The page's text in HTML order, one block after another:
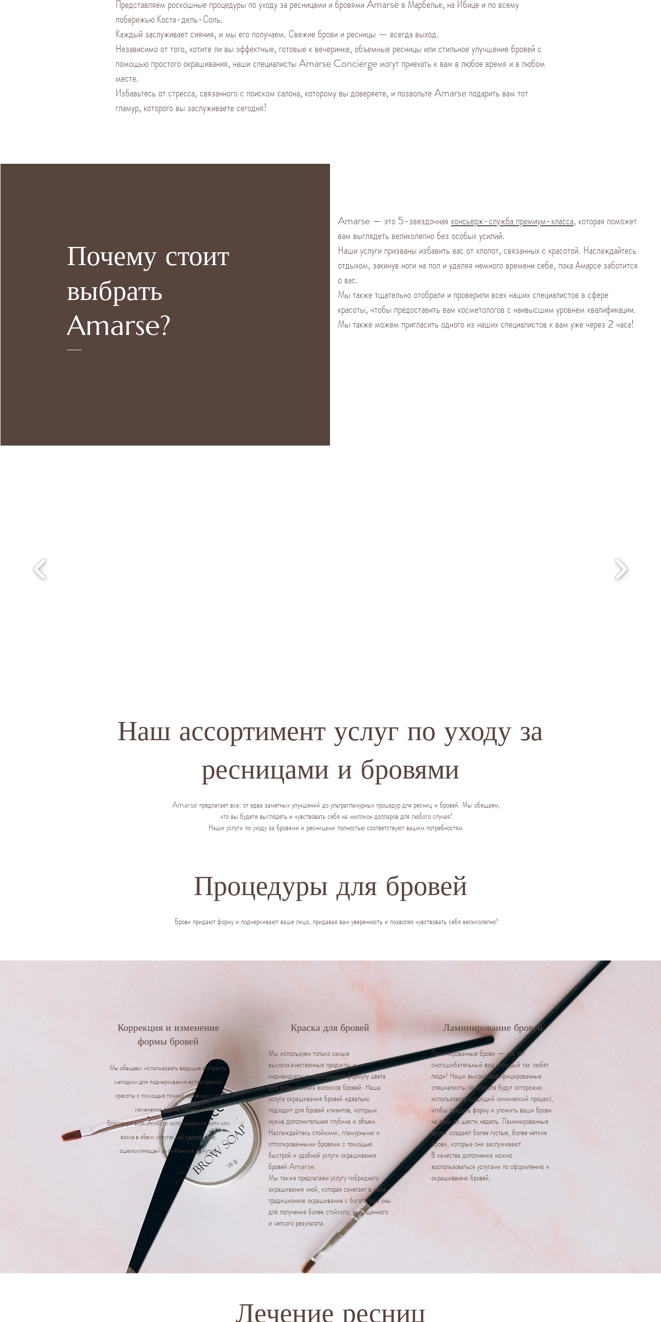
Представляем роскошные процедуры по уходу за ресницами и бровями Amarse в Марбелье, на Ибице и по всему
побережью Коста-дель-Соль.
Каждый заслуживает сияния, и мы его получаем. Свежие брови и ресницы — всегда выход.
Независимо от того, хотите ли вы эффектные, готовые к вечеринке, объемные ресницы или стильное улучшение бровей с
помощью простого окрашивания, наши специалисты Amarse Concierge могут приехать к вам в любое время и в любом
месте.
Избавьтесь от стресса, связанного с поиском салона, которому вы доверяете, и позвольте Amarse подарить вам тот
гламур, которого вы заслуживаете сегодня!
Почему стоит
выбрать
Amarse?
Amarse — это 5-звездочная консьерж-служба премиум-класса, которая поможет
вам выглядеть великолепно без особых усилий.
Наши услуги призваны избавить вас от хлопот, связанных с красотой. Наслаждайтесь
отдыхом, закинув ноги на пол и уделяя немного времени себе, пока Амарсе заботится
о вас.
Мы также тщательно отобрали и проверили всех наших специалистов в сфере
красоты, чтобы предоставить вам косметологов с наивысшим уровнем квалификации.
Мы также можем пригласить одного из наших специалистов к вам уже через 2 часа!
Наш ассортимент услуг по уходу за
ресницами и бровями
Amarse предлагает все: от едва заметных улучшений до ультрагламурных процедур для ресниц и бровей. Мы обещаем,
что вы будете выглядеть и чувствовать себя на миллион долларов для любого случая!
Наши услуги по уходу за бровями и ресницами полностью соответствуют вашим потребностям.
Процедуры для бровей
Брови придают форму и подчеркивают ваше лицо, придавая вам уверенность и позволяя чувствовать себя великолепно!
Коррекция и изменение
формы бровей
Мы обещаем использовать ведущие в отрасли
методики для подчеркивания естественной
красоты с помощью точной коррекции или
изменения формы бровей.
Благодаря возможности использования нити или
воска в обеих услугах мы сделаем вас
ошеломляющей за считанные минуты!
Краска для бровей
Мы используем только самые
высококачественные продукты и
индивидуально подобранную формулу цвета
для окрашивания волосков бровей. Наша
услуга окрашивания бровей идеально
подходит для бровей клиентов, которым
нужна дополнительная глубина и объем.
Наслаждайтесь стойкими, гламурными и
отполированными бровями с помощью
быстрой и удобной услуги окрашивания
бровей Amarse.
Мы также предлагаем услугу гибридного
окрашивания хной, которая сочетает в себе
традиционное окрашивание с богатством хны
для получения более стойкого, насыщенного
и четкого результата.
Ламинирование бровей
Ламинированные брови — это тот
сногсшибательный вид, который так любят
люди! Наши высококвалифицированные
специалисты по красоте будут осторожно
использовать щадящий химический процесс,
чтобы придать форму и уложить ваши брови
на срок до шести недель. Ламинированные
брови создают более густые, более четкие
брови, которые они заслуживают.
В качестве дополнения можно
воспользоваться услугами по оформлению и
окрашиванию бровей.
Лечение ресниц